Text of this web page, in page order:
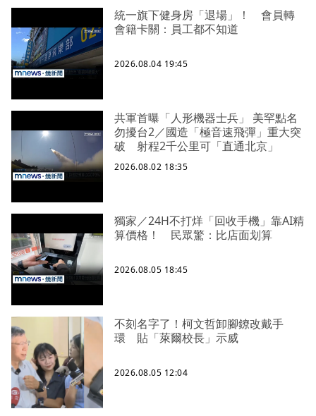
統一旗下健身房「退場」！ 會員轉
會籍卡關：員工都不知道
2026.08.04 19:45
共軍首曝「人形機器士兵」 美罕點名
勿擾台2／國造「極音速飛彈」重大突
破 射程2千公里可「直通北京」
2026.08.02 18:35
獨家／24H不打烊「回收手機」靠AI精
算價格！ 民眾驚：比店面划算
2026.08.05 18:45
不刻名字了！柯文哲卸腳鐐改戴手
環 貼「萊爾校長」示威
2026.08.05 12:04